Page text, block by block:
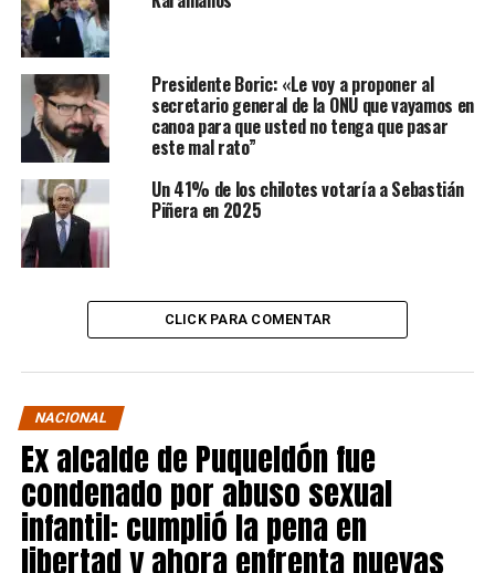
Presidente Boric: «Le voy a proponer al
secretario general de la ONU que vayamos en
canoa para que usted no tenga que pasar
este mal rato”
Un 41% de los chilotes votaría a Sebastián
Piñera en 2025
CLICK PARA COMENTAR
NACIONAL
Ex alcalde de Puqueldón fue
condenado por abuso sexual
infantil: cumplió la pena en
libertad y ahora enfrenta nuevas